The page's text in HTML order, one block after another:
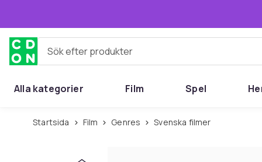
Sök efter produkter
Alla kategorier Film Spel
Startsida Film Genres Svenska filmer